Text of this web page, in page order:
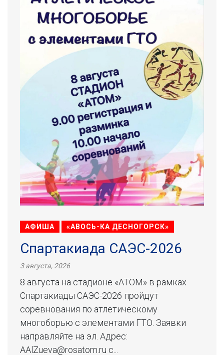
АФИША «АВОСЬ-КА ДЕСНОГОРСК»
Спартакиада САЭС-2026
3 августа, 2026
8 августа на стадионе «АТОМ» в рамках
Спартакиады САЭС-2026 пройдут
соревнования по атлетическому
многоборью с элементами ГТО. Заявки
направляйте на эл. Адрес:
AAlZueva@rosatom.ru с...